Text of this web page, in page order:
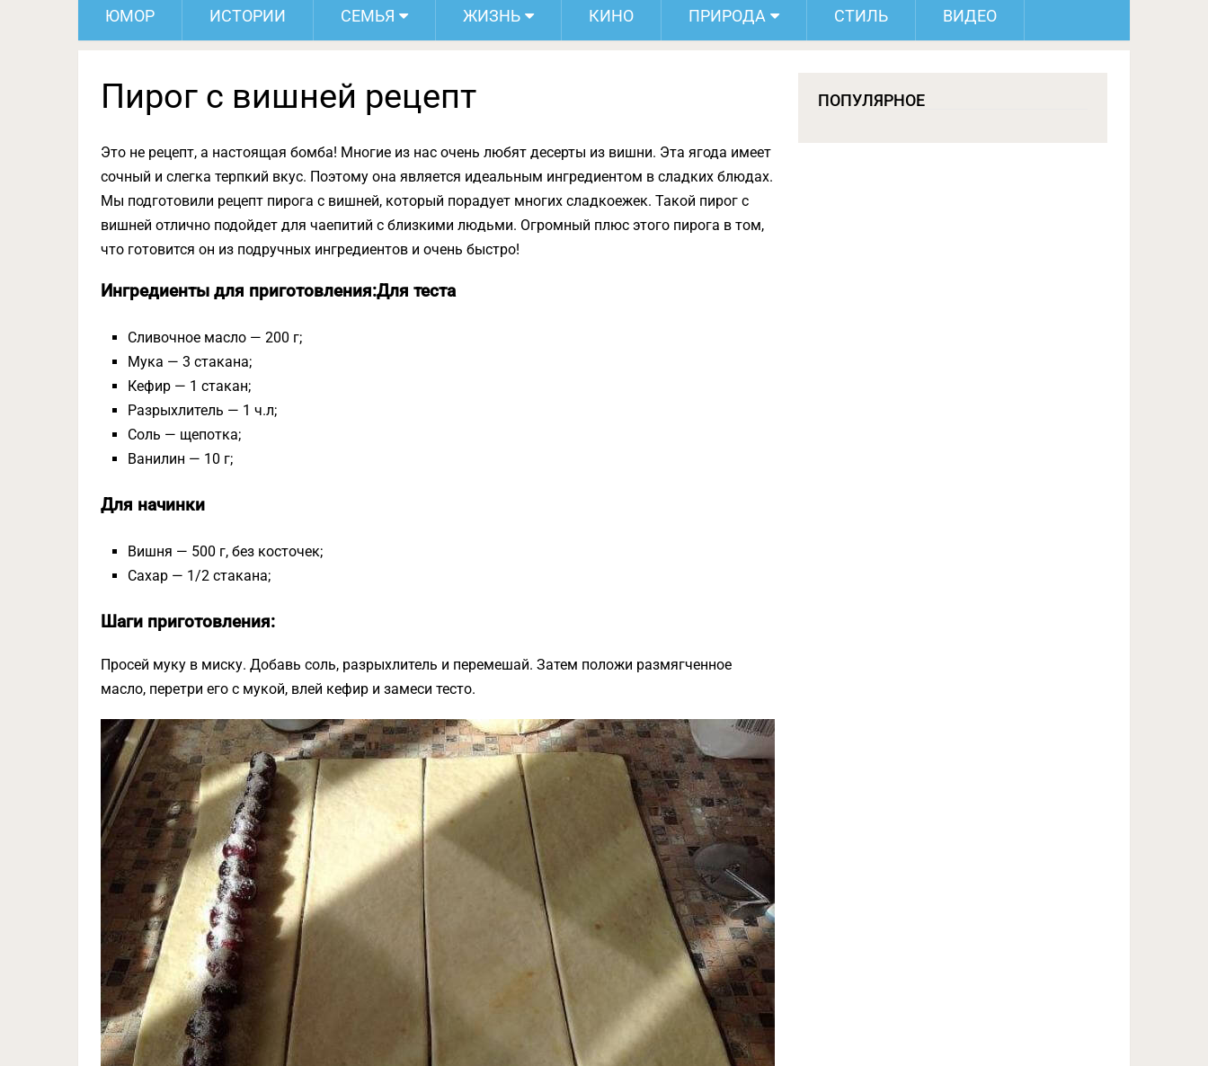
ЮМОР ИСТОРИИ СЕМЬЯ ЖИЗНЬ КИНО ПРИРОДА СТИЛЬ ВИДЕО
Пирог с вишней рецепт
Это не рецепт, а настоящая бомба! Многие из нас очень любят десерты из вишни. Эта ягода имеет
сочный и слегка терпкий вкус. Поэтому она является идеальным ингредиентом в сладких блюдах.
Мы подготовили рецепт пирога с вишней, который порадует многих сладкоежек. Такой пирог с
вишней отлично подойдет для чаепитий с близкими людьми. Огромный плюс этого пирога в том,
что готовится он из подручных ингредиентов и очень быстро!
Ингредиенты для приготовления:Для теста
Сливочное масло — 200 г;
Мука — 3 стакана;
Кефир — 1 стакан;
Разрыхлитель — 1 ч.л;
Соль — щепотка;
Ванилин — 10 г;
Для начинки
Вишня — 500 г, без косточек;
Сахар — 1/2 стакана;
Шаги приготовления:
Просей муку в миску. Добавь соль, разрыхлитель и перемешай. Затем положи размягченное
масло, перетри его с мукой, влей кефир и замеси тесто.
ПОПУЛЯРНОЕ